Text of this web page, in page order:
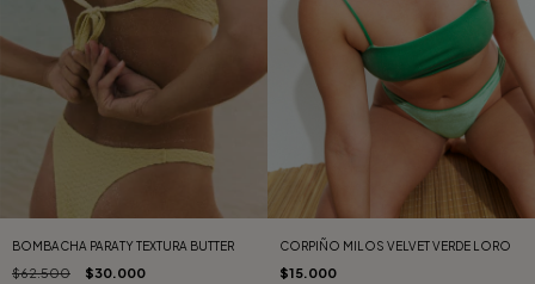
BOMBACHA PARATY TEXTURA BUTTER
$62.500 $30.000
CORPIÑO MILOS VELVET VERDE LORO
$15.000